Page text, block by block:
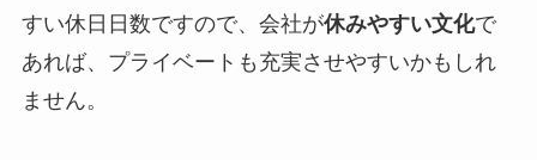
すい休日日数ですので、会社が休みやすい文化で
あれば、プライベートも充実させやすいかもしれ
ません。